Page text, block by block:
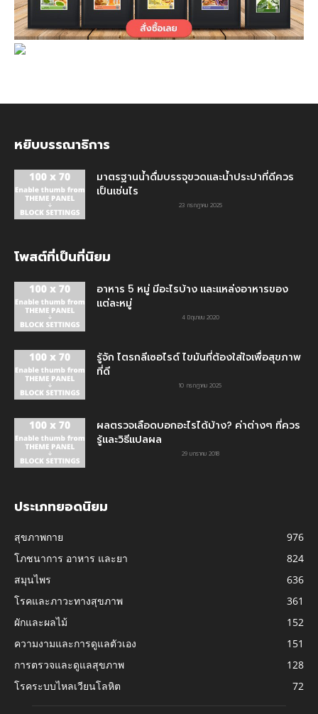
หยิบบรรณาธิการ
มาตรฐานน้ำดื่มบรรจุขวดและน้ำประปาที่ดีควร
เป็นเช่นไร
23 กรกฎาคม 2025
โพสต์ที่เป็นที่นิยม
อาหาร 5 หมู่ มีอะไรบ้าง และแหล่งอาหารของ
แต่ละหมู่
4 มิถุนายน 2020
รู้จัก ไตรกลีเซอไรด์ ไขมันที่ต้องใส่ใจเพื่อสุขภาพ
ที่ดี
10 กรกฎาคม 2025
ผลตรวจเลือดบอกอะไรได้บ้าง? ค่าต่างๆ ที่ควร
รู้และวิธีแปลผล
29 มกราคม 2018
ประเภทยอดนิยม
สุขภาพกาย
976
โภชนาการ อาหาร และยา
824
สมุนไพร
636
โรคและภาวะทางสุขภาพ
361
ผักและผลไม้
152
ความงามและการดูแลตัวเอง
151
การตรวจและดูแลสุขภาพ
128
โรคระบบไหลเวียนโลหิต
72